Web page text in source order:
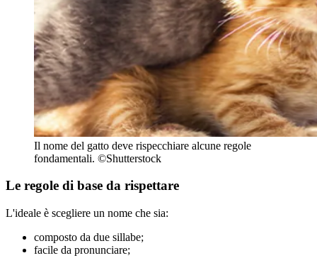
Il nome del gatto deve rispecchiare alcune regole
fondamentali. ©Shutterstock
Le regole di base da rispettare
L'ideale è scegliere un nome che sia:
composto da due sillabe;
facile da pronunciare;